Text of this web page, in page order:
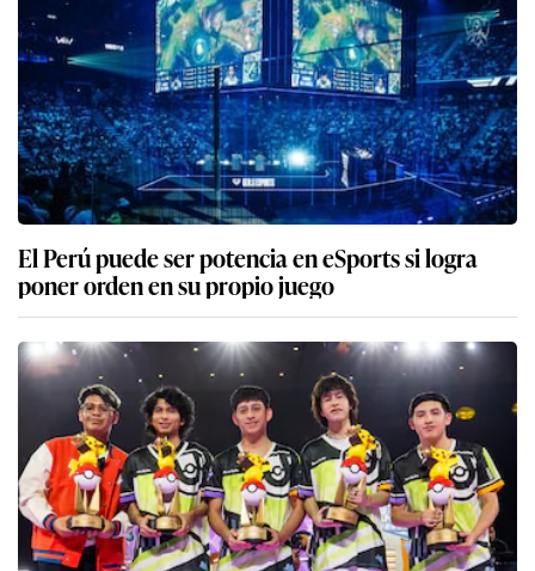
El Perú puede ser potencia en eSports si logra
poner orden en su propio juego